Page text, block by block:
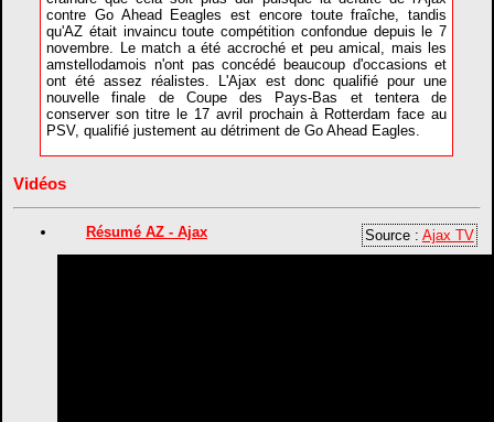
contre Go Ahead Eeagles est encore toute fraîche, tandis
qu'AZ était invaincu toute compétition confondue depuis le 7
novembre. Le match a été accroché et peu amical, mais les
amstellodamois n'ont pas concédé beaucoup d'occasions et
ont été assez réalistes. L'Ajax est donc qualifié pour une
nouvelle finale de Coupe des Pays-Bas et tentera de
conserver son titre le 17 avril prochain à Rotterdam face au
PSV, qualifié justement au détriment de Go Ahead Eagles.
Vidéos
Source : Ajax TV
Résumé AZ - Ajax